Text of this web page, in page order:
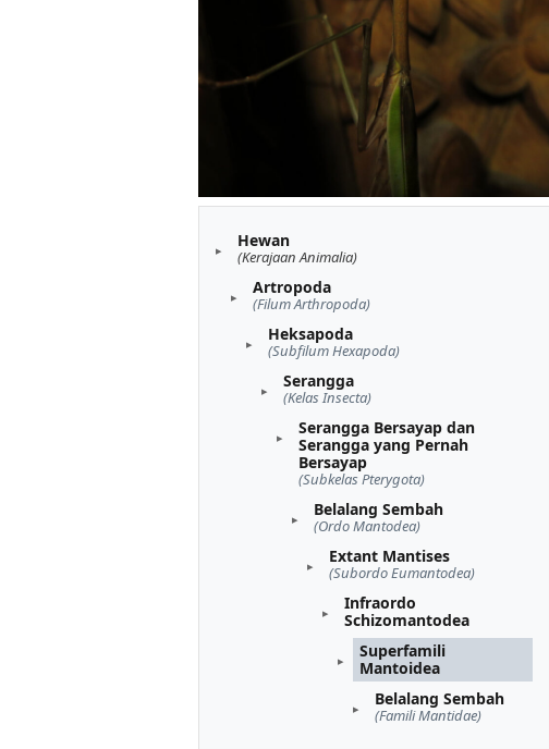
Hewan
(Kerajaan Animalia)
Artropoda
(Filum Arthropoda)
Heksapoda
(Subfilum Hexapoda)
Serangga
(Kelas Insecta)
Serangga Bersayap dan
Serangga yang Pernah
Bersayap
(Subkelas Pterygota)
Belalang Sembah
(Ordo Mantodea)
Extant Mantises
(Subordo Eumantodea)
Infraordo
Schizomantodea
Superfamili
Mantoidea
Belalang Sembah
(Famili Mantidae)